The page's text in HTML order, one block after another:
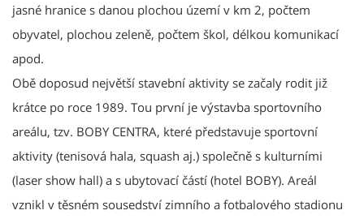
jasné hranice s danou plochou území v km 2, počtem
obyvatel, plochou zeleně, počtem škol, délkou komunikací
apod.
Obě doposud největší stavební aktivity se začaly rodit již
krátce po roce 1989. Tou první je výstavba sportovního
areálu, tzv. BOBY CENTRA, které představuje sportovní
aktivity (tenisová hala, squash aj.) společně s kulturními
(laser show hall) a s ubytovací částí (hotel BOBY). Areál
vznikl v těsném sousedství zimního a fotbalového stadionu